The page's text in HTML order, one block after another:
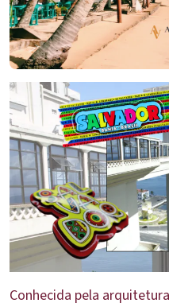
Conhecida pela